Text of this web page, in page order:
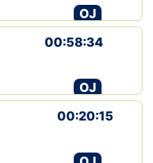
OJ
00:58:34
OJ
00:20:15